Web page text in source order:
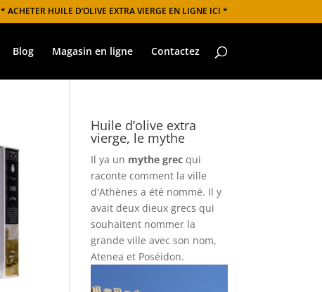
* ACHETER HUILE D’OLIVE EXTRA VIERGE EN LIGNE ICI *
Blog Magasin en ligne Contactez
Huile d’olive extra
vierge, le mythe
Il ya un mythe grec qui
raconte comment la ville
d'Athènes a été nommé. Il y
avait deux dieux grecs qui
souhaitent nommer la
grande ville avec son nom,
Atenea et Poséidon.